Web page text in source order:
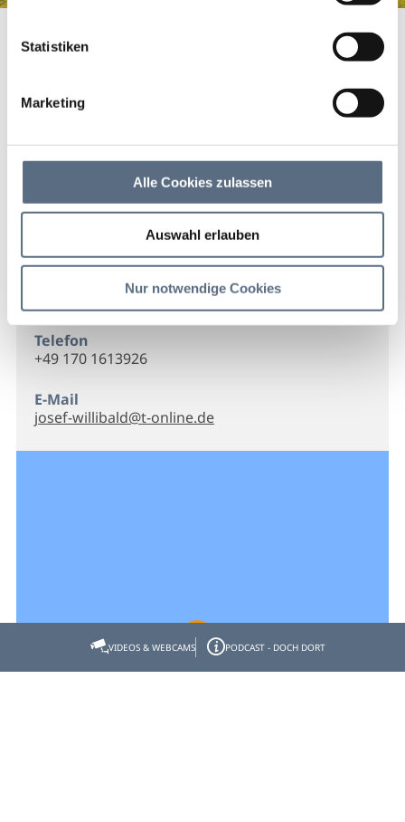
Statistiken
Marketing
Alle Cookies zulassen
Auswahl erlauben
Nur notwendige Cookies
Kontakt
Feuerwehr Winkl
83661 Lenggries
Telefon
+49 170 1613926
E-Mail
josef-willibald@t-online.de
VIDEOS & WEBCAMS PODCAST - DOCH DORT